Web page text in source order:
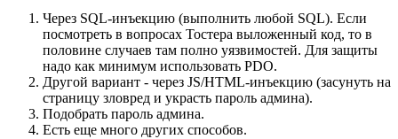
Через SQL-инъекцию (выполнить любой SQL). Если
посмотреть в вопросах Тостера выложенный код, то в
половине случаев там полно уязвимостей. Для защиты
надо как минимум использовать PDO.
Другой вариант - через JS/HTML-инъекцию (засунуть на
страницу зловред и украсть пароль админа).
Подобрать пароль админа.
Есть еще много других способов.